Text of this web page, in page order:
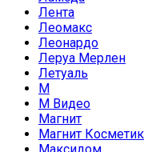
Лента
Леомакс
Леонардо
Леруа Мерлен
Летуаль
М
М Видео
Магнит
Магнит Косметик
Максидом